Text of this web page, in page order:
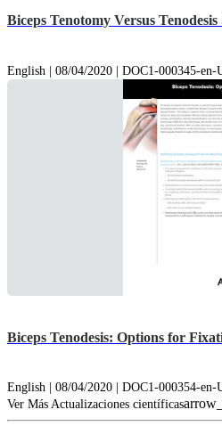
Biceps Tenotomy Versus
English | 08/04/2020 | DOC1-000345-en-
Biceps Tenodesis: Options for
English | 08/04/2020 | DOC1-000354-en-
Ver Más Actualizaciones científicas